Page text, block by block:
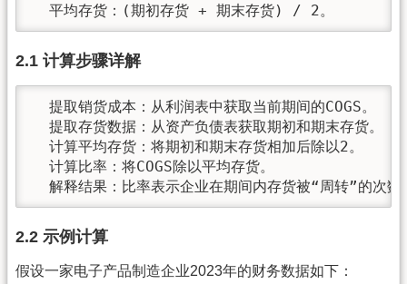
  平均存货：(期初存货 + 期末存货) / 2。
2.1 计算步骤详解
  提取销货成本：从利润表中获取当前期间的COGS。
  提取存货数据：从资产负债表获取期初和期末存货。
  计算平均存货：将期初和期末存货相加后除以2。
  计算比率：将COGS除以平均存货。
解释结果：比率表示企业在期间内存货被“周转”的次
2.2 示例计算
假设一家电子产品制造企业2023年的财务数据如下：